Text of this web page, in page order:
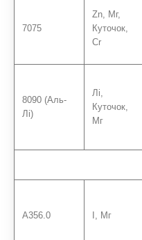
7075
Zn, Мг,
Куточок,
Cr
8090 (Аль-
Лі)
Лі,
Куточок,
Мг
A356.0 І, Мг